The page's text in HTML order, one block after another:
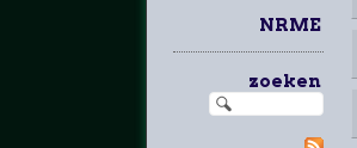
NRME
zoeken